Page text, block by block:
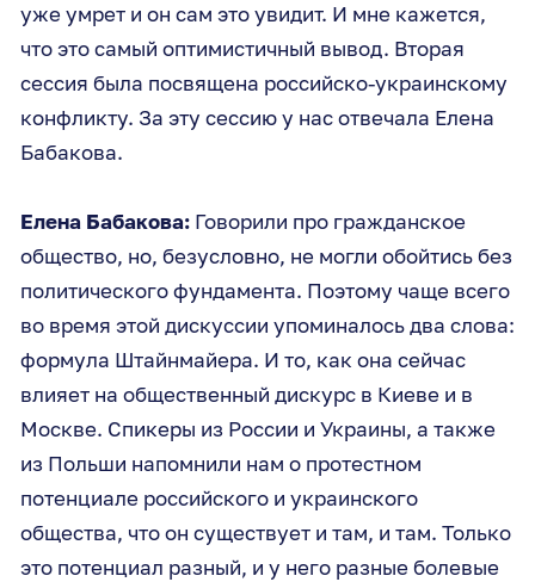
уже умрет и он сам это увидит. И мне кажется,
что это самый оптимистичный вывод. Вторая
сессия была посвящена российско-украинскому
конфликту. За эту сессию у нас отвечала Елена
Бабакова.
Елена Бабакова: Говорили про гражданское
общество, но, безусловно, не могли обойтись без
политического фундамента. Поэтому чаще всего
во время этой дискуссии упоминалось два слова:
формула Штайнмайера. И то, как она сейчас
влияет на общественный дискурс в Киеве и в
Москве. Спикеры из России и Украины, а также
из Польши напомнили нам о протестном
потенциале российского и украинского
общества, что он существует и там, и там. Только
это потенциал разный, и у него разные болевые